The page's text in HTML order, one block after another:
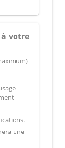
votre
une